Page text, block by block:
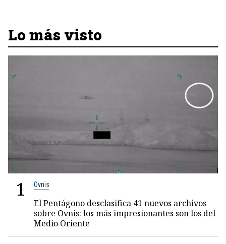
Lo más visto
1 Ovnis
El Pentágono desclasifica 41 nuevos archivos
sobre Ovnis: los más impresionantes son los del
Medio Oriente